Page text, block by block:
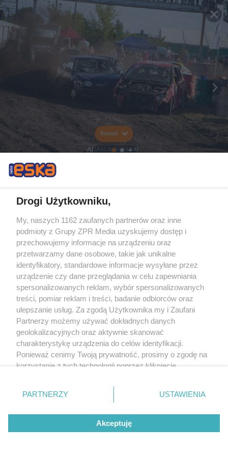
Rozwiń
Drogi Użytkowniku,
My, naszych 1162 zaufanych partnerów oraz inne
podmioty z Grupy ZPR Media uzyskujemy dostęp i
przechowujemy informacje na urządzeniu oraz
przetwarzamy dane osobowe, takie jak unikalne
identyfikatory, standardowe informacje wysyłane przez
urządzenie czy dane przeglądania w celu zapewniania
spersonalizowanych reklam, wybór spersonalizowanych
treści, pomiar reklam i treści, badanie odbiorców oraz
ulepszanie usług. Za zgodą Użytkownika my i Zaufani
Partnerzy możemy używać dokładnych danych
geolokalizacyjnych oraz aktywnie skanować
charakterystykę urządzenia do celów identyfikacji.
Ponieważ cenimy Twoją prywatność, prosimy o zgodę na
korzystanie z tych technologii poprzez kliknięcie
zmienić/wycofać klikając przycisk ustawień prywatności
znajdujący się w lewym dolnym rogu strony
rodzaje przetwarzania danych nie wymagają zgody
użytkownika, ale masz prawo sprzeciwić się takiemu
przetwarzaniu. Preferencje będą miały zastosowanie tylko
PARTNERZY USTAWIENIA
Akceptuję